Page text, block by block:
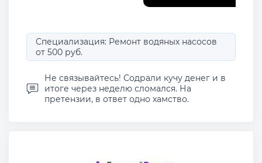
Специализация: Ремонт водяных насосов
от 500 руб.
Не связывайтесь! Содрали кучу денег и в
итоге через неделю сломался. На
претензии, в ответ одно хамство.